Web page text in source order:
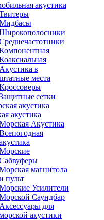
акустика
Акустика в
места
сетки
акустика
Акустика
магнитола
пульт
Усилители
Cаундбар
Аксессуары для
акустики